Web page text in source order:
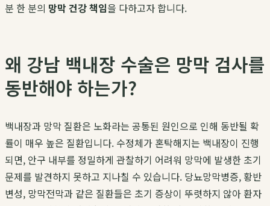
분 한 분의 망막 건강 책임을 다하고자 합니다.
왜 강남 백내장 수술은 망막 검사를
동반해야 하는가?
백내장과 망막 질환은 노화라는 공통된 원인으로 인해 동반될 확
률이 매우 높은 질환입니다. 수정체가 혼탁해지는 백내장이 진행
되면, 안구 내부를 정밀하게 관찰하기 어려워 망막에 발생한 초기
문제를 발견하지 못하고 지나칠 수 있습니다. 당뇨망막병증, 황반
변성, 망막전막과 같은 질환들은 초기 증상이 뚜렷하지 않아 환자